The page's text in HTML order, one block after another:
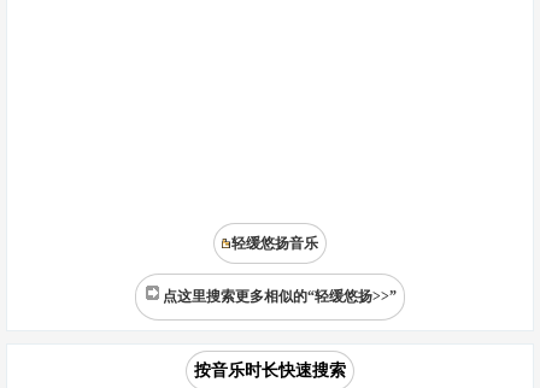
轻缓悠扬音乐
点这里搜索更多相似的“轻缓悠扬>>”
按音乐时长快速搜索